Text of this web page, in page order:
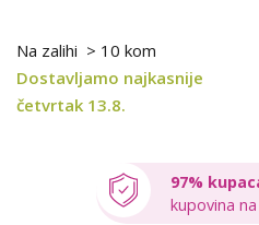
Na zalihi > 10 kom
Dostavljamo najkasnije
četvrtak 13.8.
97%
kupovina